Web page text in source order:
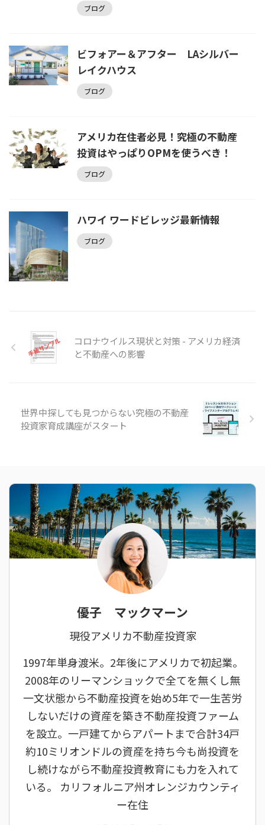
ブログ
ビフォアー＆アフター LAシルバー
レイクハウス
ブログ
アメリカ在住者必見！究極の不動産
投資はやっぱりOPMを使うべき！
ブログ
ハワイ ワードビレッジ最新情報
ブログ
コロナウイルス現状と対策 - アメリカ経済
と不動産への影響
世界中探しても見つからない究極の不動産
投資家育成講座がスタート
優子 マックマーン
現役アメリカ不動産投資家
1997年単身渡米。2年後にアメリカで初起業。
2008年のリーマンショックで全てを無くし無
一文状態から不動産投資を始め5年で一生苦労
しないだけの資産を築き不動産投資ファーム
を設立。一戸建てからアパートまで合計34戸
約10ミリオンドルの資産を持ち今も尚投資を
し続けながら不動産投資教育にも力を入れて
いる。 カリフォルニア州オレンジカウンティ
ー在住